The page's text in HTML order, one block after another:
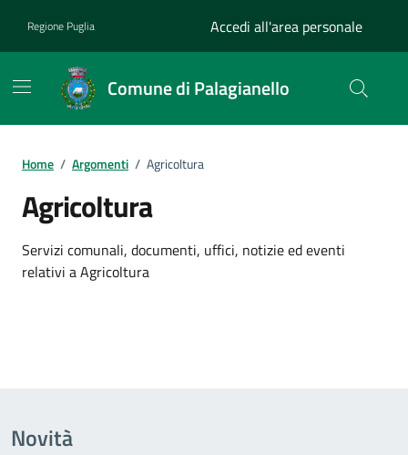
Regione Puglia Accedi all'area personale
Comune di Palagianello
Home / Argomenti / Agricoltura
Agricoltura
Dettagli dell'argomento
Servizi comunali, documenti, uffici, notizie ed eventi
relativi a Agricoltura
Novità